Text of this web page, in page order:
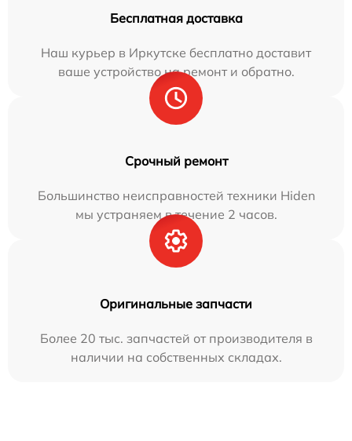
Бесплатная доставка
Наш курьер в Иркутске бесплатно доставит
ваше устройство на ремонт и обратно.
Срочный ремонт
Большинство неисправностей техники Hiden
мы устраняем в течение 2 часов.
Оригинальные запчасти
Более 20 тыс. запчастей от производителя в
наличии на собственных складах.